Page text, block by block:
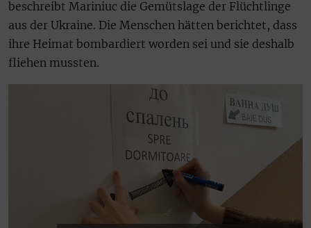
beschreibt Mariniuc die Gemütslage der Flüchtlinge
aus der Ukraine. Die Menschen hätten berichtet, dass
ihre Heimat bombardiert worden sei und sie deshalb
fliehen mussten.